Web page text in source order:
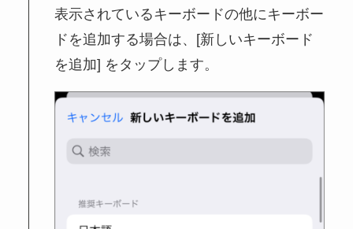
表示されているキーボードの他にキーボー
ドを追加する場合は、[新しいキーボード
を追加] をタップします。